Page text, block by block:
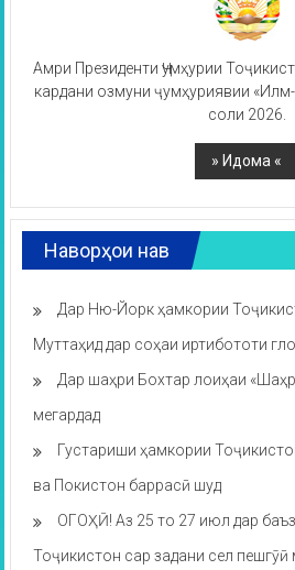
Амри Президенти Ҷумҳурии
кардани озмуни ҷумҳуриявии
соли 2026.
Наворҳои нав
Дар Ню-Йорк ҳамкории
Муттаҳид дар соҳаи иртибототи
Дар шаҳри Бохтар лоиҳаи
мегардад
Густариши ҳамкории
ва Покистон баррасӣ шуд
ОГОҲӢ! Аз 25 то 27 июл дар
Тоҷикистон сар задани сел